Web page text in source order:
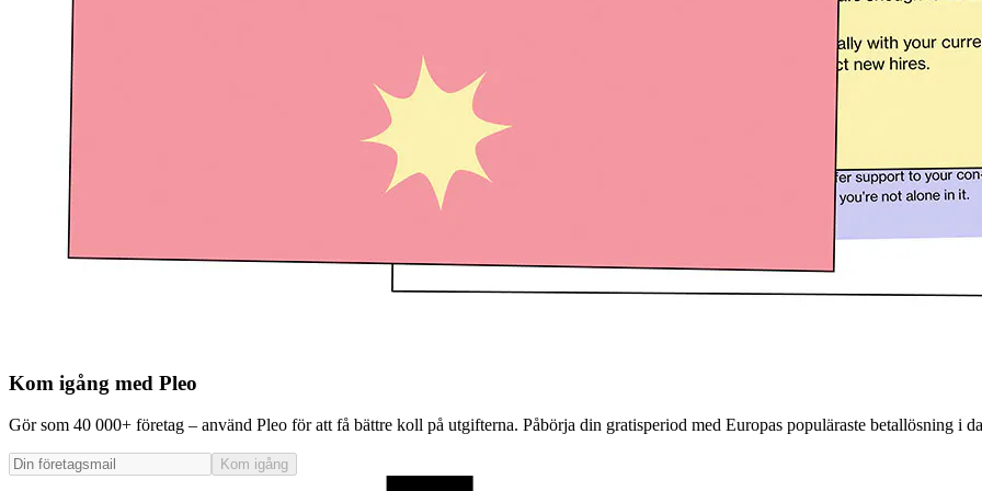
Kom igång med Pleo
Gör som 40 000+ företag – använd Pleo för att få bättre koll på utgifterna. Påbörja din gratisperiod med Europas populäraste betallösning i
Kom igång